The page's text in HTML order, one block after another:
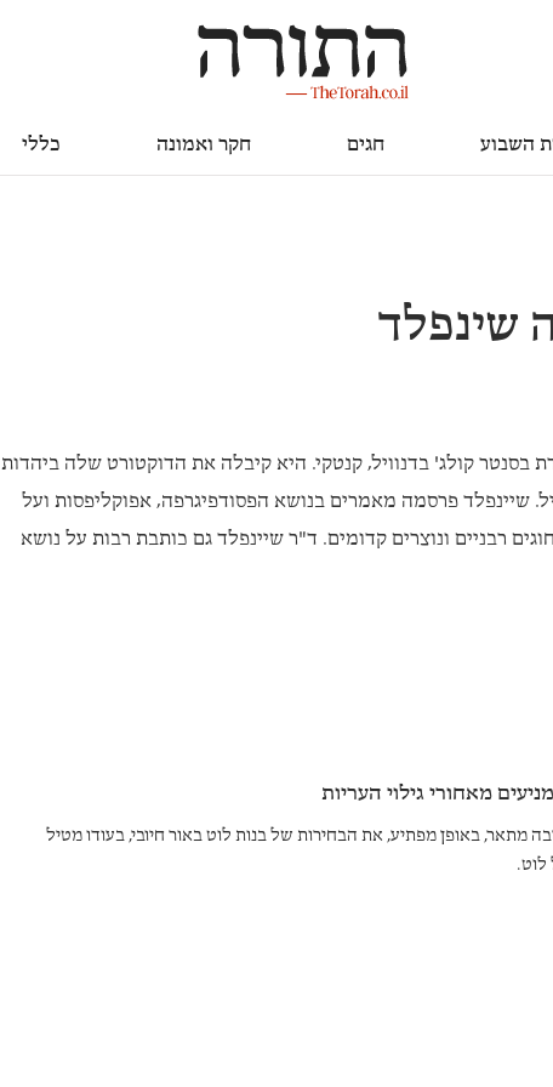
השבוע חגים חקר ואמונה כללי
חקר ואמונה כללי
שינפלד
בסנטר קולג' בדנוויל, קנטקי. היא קיבלה את הדוקטורט שלה ביהדות
שיינפלד פרסמה מאמרים בנושא הפסודפיגרפה, אפוקליפסות ועל
רבניים ונוצרים קדומים. ד"ר שיינפלד גם כותבת רבות על נושא
מאחורי גילוי העריות
מתאר, באופן מפתיע, את הבחירות של בנות לוט באור חיובי, בעודו מטיל